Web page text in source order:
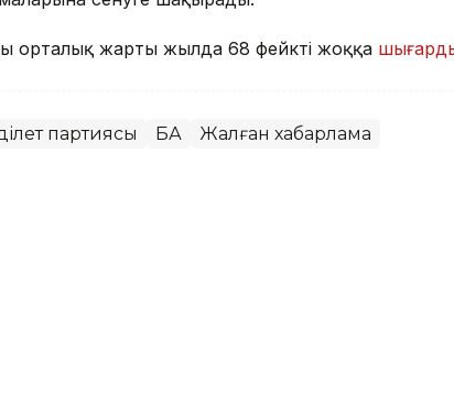
орталық жарты жылда 68 фейкті жоққа
партиясы БАҚ Жалған хабарлама